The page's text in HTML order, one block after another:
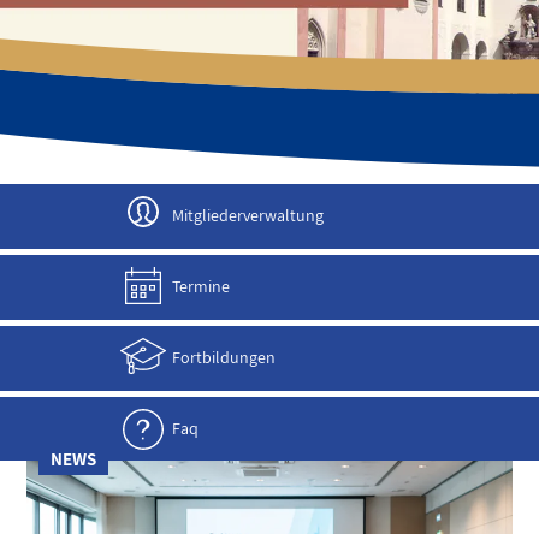
Mitgliederverwaltung
Termine
Fortbildungen
Faq
NEWS